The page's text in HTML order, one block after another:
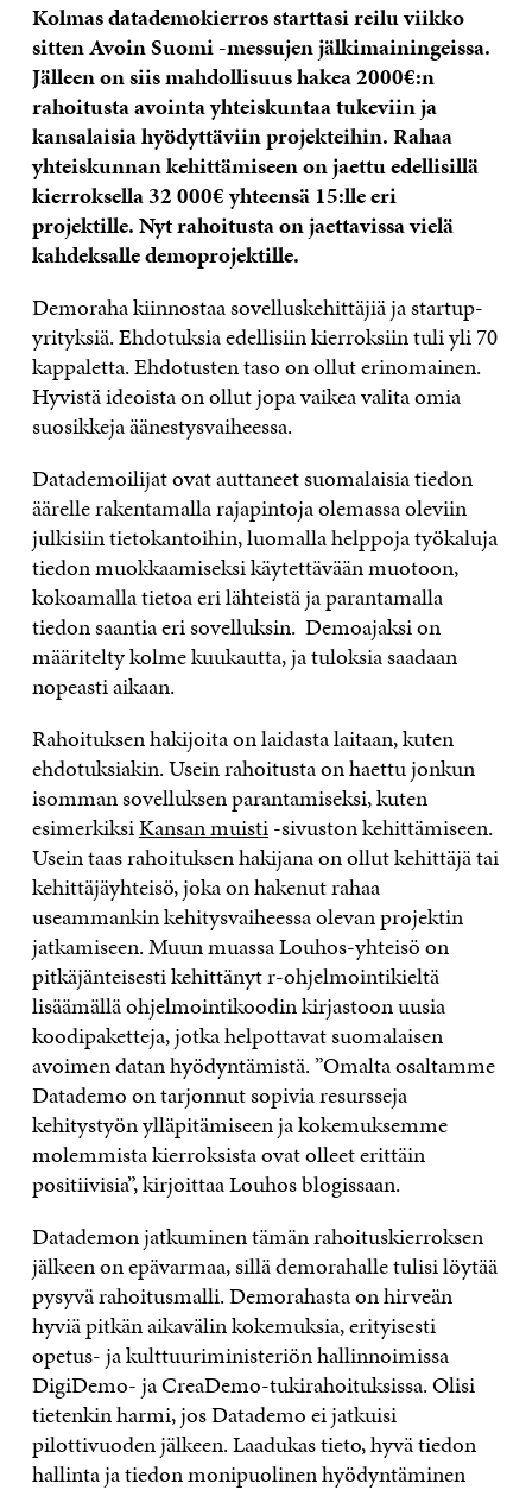
Kolmas datademokierros starttasi reilu viikko
sitten Avoin Suomi -messujen jälkimainingeissa.
Jälleen on siis mahdollisuus hakea 2000€:n
rahoitusta avointa yhteiskuntaa tukeviin ja
kansalaisia hyödyttäviin projekteihin. Rahaa
yhteiskunnan kehittämiseen on jaettu edellisillä
kierroksella 32 000€ yhteensä 15:lle eri
projektille. Nyt rahoitusta on jaettavissa vielä
kahdeksalle demoprojektille.
Demoraha kiinnostaa sovelluskehittäjiä ja startup-
yrityksiä. Ehdotuksia edellisiin kierroksiin tuli yli 70
kappaletta. Ehdotusten taso on ollut erinomainen.
Hyvistä ideoista on ollut jopa vaikea valita omia
suosikkeja äänestysvaiheessa.
Datademoilijat ovat auttaneet suomalaisia tiedon
äärelle rakentamalla rajapintoja olemassa oleviin
julkisiin tietokantoihin, luomalla helppoja työkaluja
tiedon muokkaamiseksi käytettävään muotoon,
kokoamalla tietoa eri lähteistä ja parantamalla
tiedon saantia eri sovelluksin. Demoajaksi on
määritelty kolme kuukautta, ja tuloksia saadaan
nopeasti aikaan.
Rahoituksen hakijoita on laidasta laitaan, kuten
ehdotuksiakin. Usein rahoitusta on haettu jonkun
isomman sovelluksen parantamiseksi, kuten
esimerkiksiKansan muisti-sivuston kehittämiseen.
Usein taas rahoituksen hakijana on ollut kehittäjä tai
kehittäjäyhteisö, joka on hakenut rahaa
useammankin kehitysvaiheessa olevan projektin
jatkamiseen. Muun muassa Louhos-yhteisö on
pitkäjänteisesti kehittänyt r-ohjelmointikieltä
lisäämällä ohjelmointikoodin kirjastoon uusia
koodipaketteja, jotka helpottavat suomalaisen
avoimen datan hyödyntämistä. ”Omalta osaltamme
Datademo on tarjonnut sopivia resursseja
kehitystyön ylläpitämiseen ja kokemuksemme
molemmista kierroksista ovat olleet erittäin
positiivisia”, kirjoittaa Louhos blogissaan.
Datademon jatkuminen tämän rahoituskierroksen
jälkeen on epävarmaa, sillä demorahalle tulisi löytää
pysyvä rahoitusmalli. Demorahasta on hirveän
hyviä pitkän aikavälin kokemuksia, erityisesti
opetus- ja kulttuuriministeriön hallinnoimissa
DigiDemo- ja CreaDemo-tukirahoituksissa. Olisi
tietenkin harmi, jos Datademo ei jatkuisi
pilottivuoden jälkeen. Laadukas tieto, hyvä tiedon
hallinta ja tiedon monipuolinen hyödyntäminen